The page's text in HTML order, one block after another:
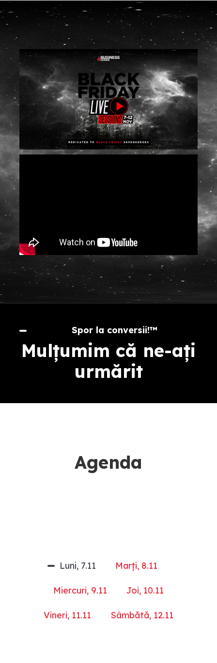
Spor la conversii!™️
Mulțumim că ne-ați
urmărit
Agenda
Luni, 7.11 Marți, 8.11
Miercuri, 9.11 Joi, 10.11
Vineri, 11.11 Sâmbătă, 12.11